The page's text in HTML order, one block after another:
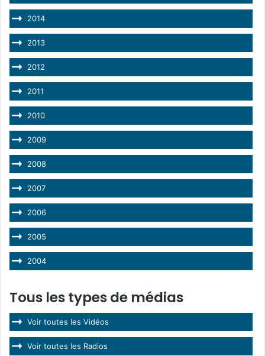
2014
2013
2012
2011
2010
2009
2008
2007
2006
2005
2004
Tous les types de médias
Voir toutes les Vidéos
Voir toutes les Radios